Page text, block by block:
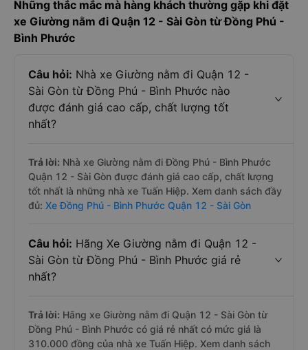
Những thắc mắc mà hàng khách thường gặp khi đặt
xe Giường nằm đi Quận 12 - Sài Gòn từ Đồng Phú -
Bình Phước
Câu hỏi: Nhà xe Giường nằm đi Quận 12 -
Sài Gòn từ Đồng Phú - Bình Phước nào
được đánh giá cao cấp, chất lượng tốt
nhất?
Trả lời: Nhà xe Giường nằm đi Đồng Phú - Bình Phước
Quận 12 - Sài Gòn được đánh giá cao cấp, chất lượng
tốt nhất là những nhà xe Tuấn Hiệp. Xem danh sách đầy
đủ: Xe Đồng Phú - Bình Phước Quận 12 - Sài Gòn
Câu hỏi: Hãng Xe Giường nằm đi Quận 12 -
Sài Gòn từ Đồng Phú - Bình Phước giá rẻ
nhất?
Trả lời: Hãng xe Giường nằm đi Quận 12 - Sài Gòn từ
Đồng Phú - Bình Phước có giá rẻ nhất có mức giá là
310.000 đồng của nhà xe Tuấn Hiệp. Xem danh sách